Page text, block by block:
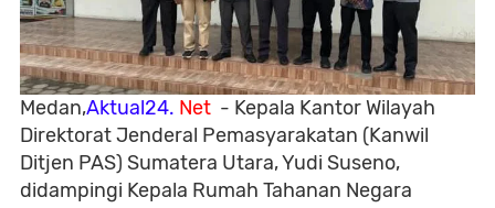
Medan,Aktual24. Net - Kepala Kantor Wilayah
Direktorat Jenderal Pemasyarakatan (Kanwil
Ditjen PAS) Sumatera Utara, Yudi Suseno,
didampingi Kepala Rumah Tahanan Negara